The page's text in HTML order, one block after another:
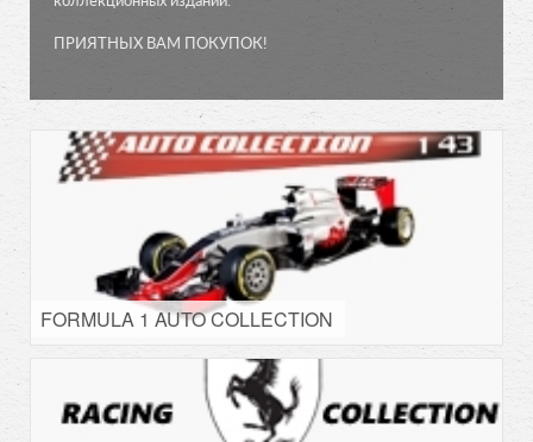
ПРИЯТНЫХ ВАМ ПОКУПОК!
FORMULA 1 AUTO COLLECTION